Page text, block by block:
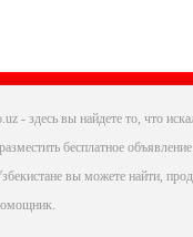
- здесь вы найдете то, что
бесплатное
вы можете найти,